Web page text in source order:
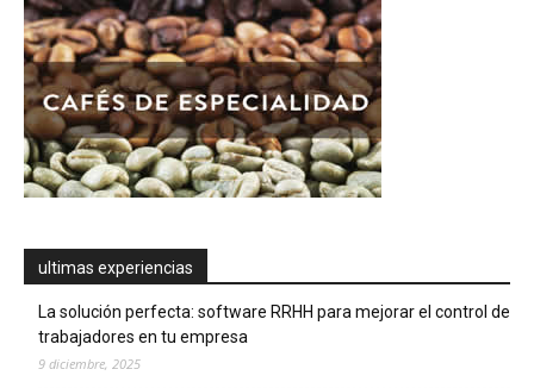
ultimas experiencias
La solución perfecta: software RRHH para mejorar el control de
trabajadores en tu empresa
9 diciembre, 2025